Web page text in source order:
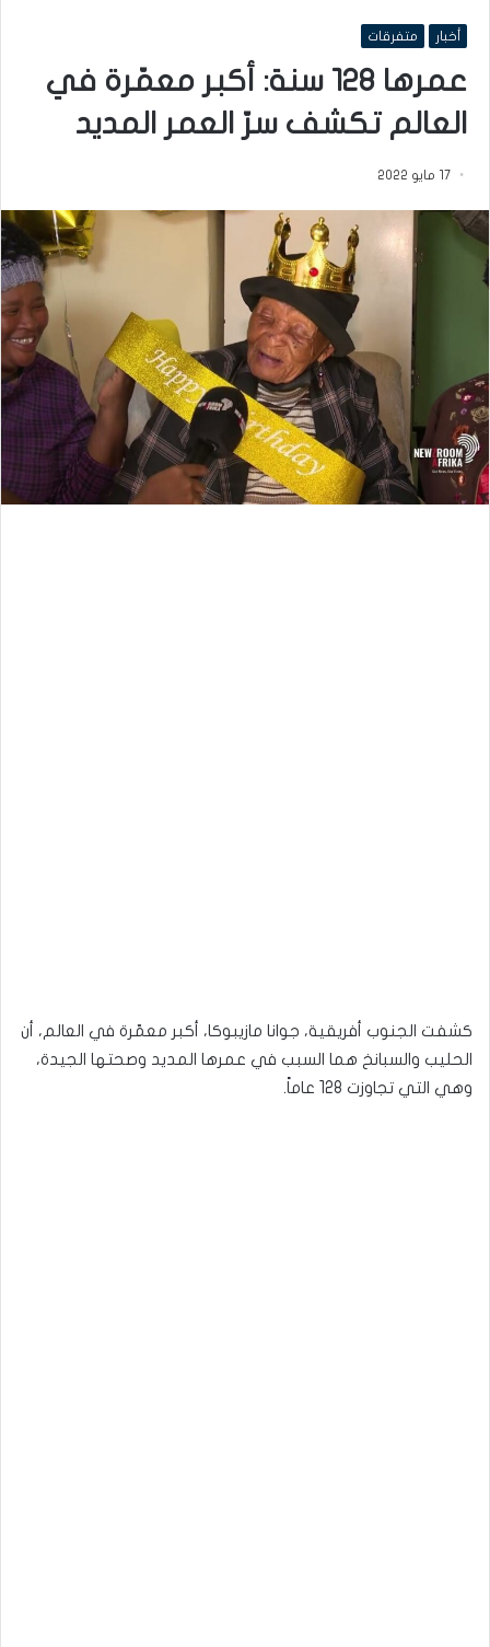
أخبار متفرقات
عمرها 128 سنة: أكبر معمّرة في
العالم تكشف سرّ العمر المديد
17 مايو 2022
كشفت الجنوب أفريقية، جوانا مازيبوكا، أكبر معمّرة في العالم، أن
الحليب والسبانخ هما السبب في عمرها المديد وصحتها الجيدة،
وهي التي تجاوزت 128 عاماً.